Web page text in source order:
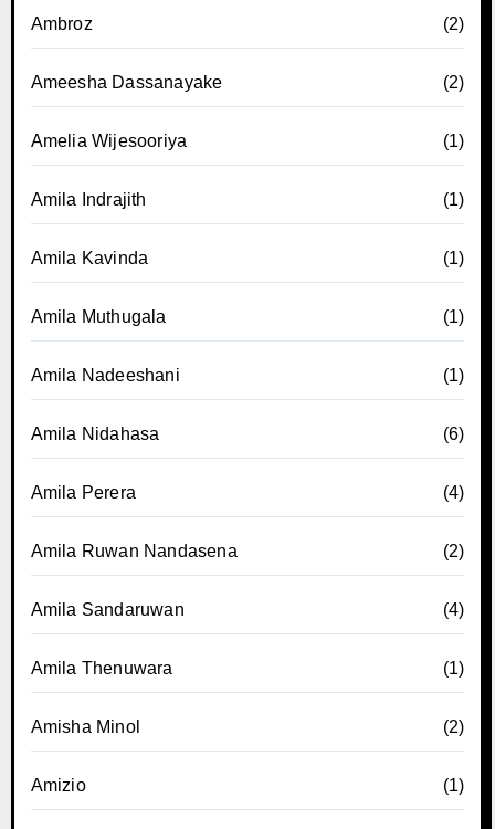
Ambroz (2)
Ameesha Dassanayake (2)
Amelia Wijesooriya (1)
Amila Indrajith (1)
Amila Kavinda (1)
Amila Muthugala (1)
Amila Nadeeshani (1)
Amila Nidahasa (6)
Amila Perera (4)
Amila Ruwan Nandasena (2)
Amila Sandaruwan (4)
Amila Thenuwara (1)
Amisha Minol (2)
Amizio (1)